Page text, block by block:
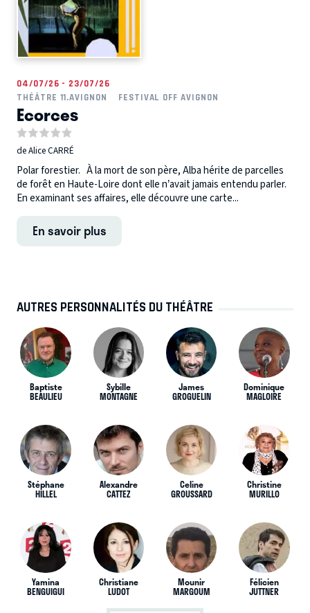
04/07/26 - 23/07/26
THÉÂTRE 11.AVIGNON
FESTIVAL OFF AVIGNON
Ecorces
de Alice CARRÉ
Polar forestier. À la mort de son père, Alba hérite de parcelles
de forêt en Haute-Loire dont elle n’avait jamais entendu parler.
En examinant ses affaires, elle découvre une carte...
En savoir plus
AUTRES PERSONNALITÉS DU THÉÂTRE
Baptiste
BEAULIEU
Sybille
MONTAGNE
James
GROGUELIN
Dominique
MAGLOIRE
Stéphane
HILLEL
Alexandre
CATTEZ
Celine
GROUSSARD
Christine
MURILLO
Yamina
BENGUIGUI
Christiane
LUDOT
Mounir
MARGOUM
Félicien
JUTTNER